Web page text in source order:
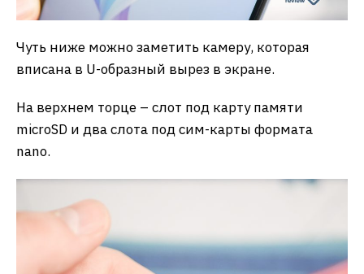
Чуть ниже можно заметить камеру, которая
вписана в U-образный вырез в экране.
На верхнем торце – слот под карту памяти
microSD и два слота под сим-карты формата
nano.